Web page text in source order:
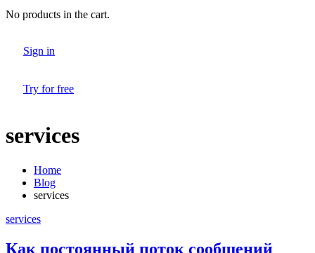
No products in the cart.
Sign in
Try for free
services
Home
Blog
services
services
Как постоянный поток сообщений